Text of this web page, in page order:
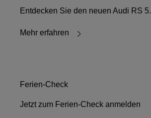
Entdecken Sie den neuen Audi RS 5.
Mehr erfahren
Ferien-Check
Jetzt zum Ferien-Check anmelden